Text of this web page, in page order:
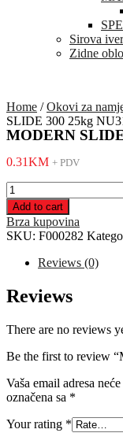
Sirova
Zidne
Home /Okovi za
SLIDE 300 25kg
MODERN
0.31KM + PDV
MODERN
SLIDE
300
25kg
NU31
quantity
Add to cart
Brza kupovina
SKU: F000282
Reviews (0)
Reviews
There are no reviews
Be the first to review
Vaša email adresa
označena sa *
Your rating *